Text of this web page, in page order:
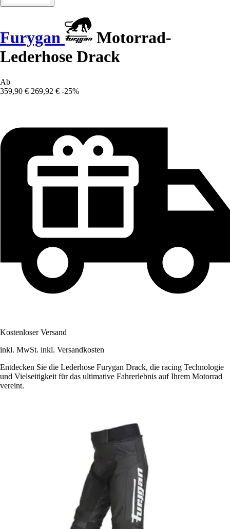
Furygan
Motorrad-
Lederhose Drack
Ab
359,90 € 269,92 € -25%
Kostenloser Versand
inkl. MwSt. inkl. Versandkosten
Entdecken Sie die Lederhose Furygan Drack, die racing Technologie
und Vielseitigkeit für das ultimative Fahrerlebnis auf Ihrem Motorrad
vereint.